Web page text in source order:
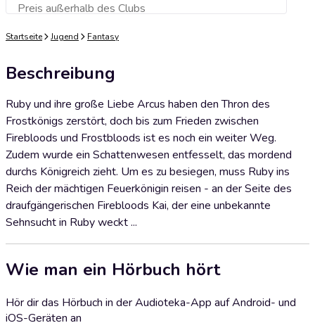
Preis außerhalb des ClubsZum Warenkorb hinzufügen
Startseite Jugend Fantasy
Beschreibung
Ruby und ihre große Liebe Arcus haben den Thron des
Frostkönigs zerstört, doch bis zum Frieden zwischen
Firebloods und Frostbloods ist es noch ein weiter Weg.
Zudem wurde ein Schattenwesen entfesselt, das mordend
durchs Königreich zieht. Um es zu besiegen, muss Ruby ins
Reich der mächtigen Feuerkönigin reisen - an der Seite des
draufgängerischen Firebloods Kai, der eine unbekannte
Sehnsucht in Ruby weckt ...
Wie man ein Hörbuch hört
Hör dir das Hörbuch in der Audioteka-App auf Android- und
iOS-Geräten an